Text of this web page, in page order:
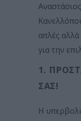
απλές
για την
1.
ΣΑΣ!
Η